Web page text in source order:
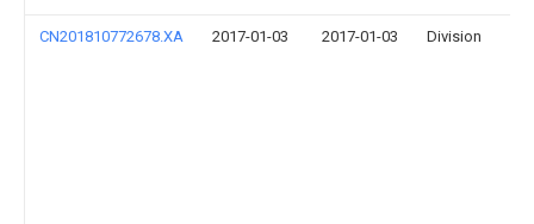
CN201810772678.XA 2017-01-03 2017-01-03 Division